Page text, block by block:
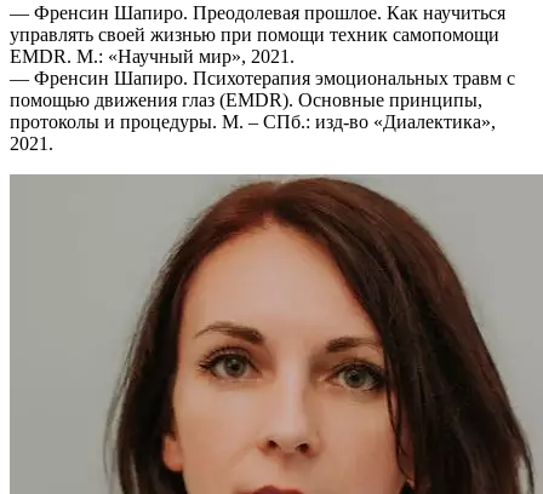
— Френсин Шапиро. Преодолевая прошлое. Как научиться
управлять своей жизнью при помощи техник самопомощи
EMDR. М.: «Научный мир», 2021.
— Френсин Шапиро. Психотерапия эмоциональных травм с
помощью движения глаз (EMDR). Основные принципы,
протоколы и процедуры. М. – СПб.: изд-во «Диалектика»,
2021.